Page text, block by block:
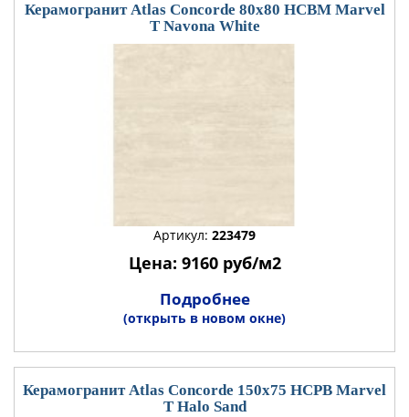
Керамогранит Atlas Concorde 80x80 HCBM Marvel
T Navona White
Артикул: 223479
Цена: 9160 руб/м2
Подробнее
(открыть в новом окне)
Керамогранит Atlas Concorde 150x75 HCPB Marvel
T Halo Sand